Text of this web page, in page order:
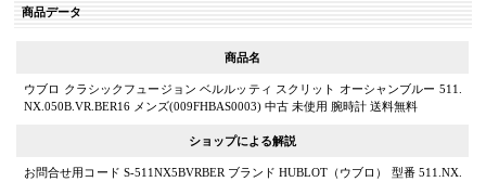
商品データ
商品名
ウブロ クラシックフュージョン ベルルッティ スクリット オーシャンブルー 511.
NX.050B.VR.BER16 メンズ(009FHBAS0003) 中古 未使用 腕時計 送料無料
ショップによる解説
お問合せ用コード S-511NX5BVRBER ブランド HUBLOT（ウブロ） 型番 511.NX.